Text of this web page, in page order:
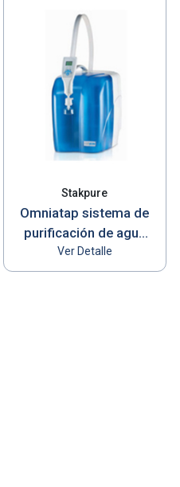
Stakpure
Omniatap sistema de
purificación de agua
(produce agua tipo I y
II)
Ver Detalle